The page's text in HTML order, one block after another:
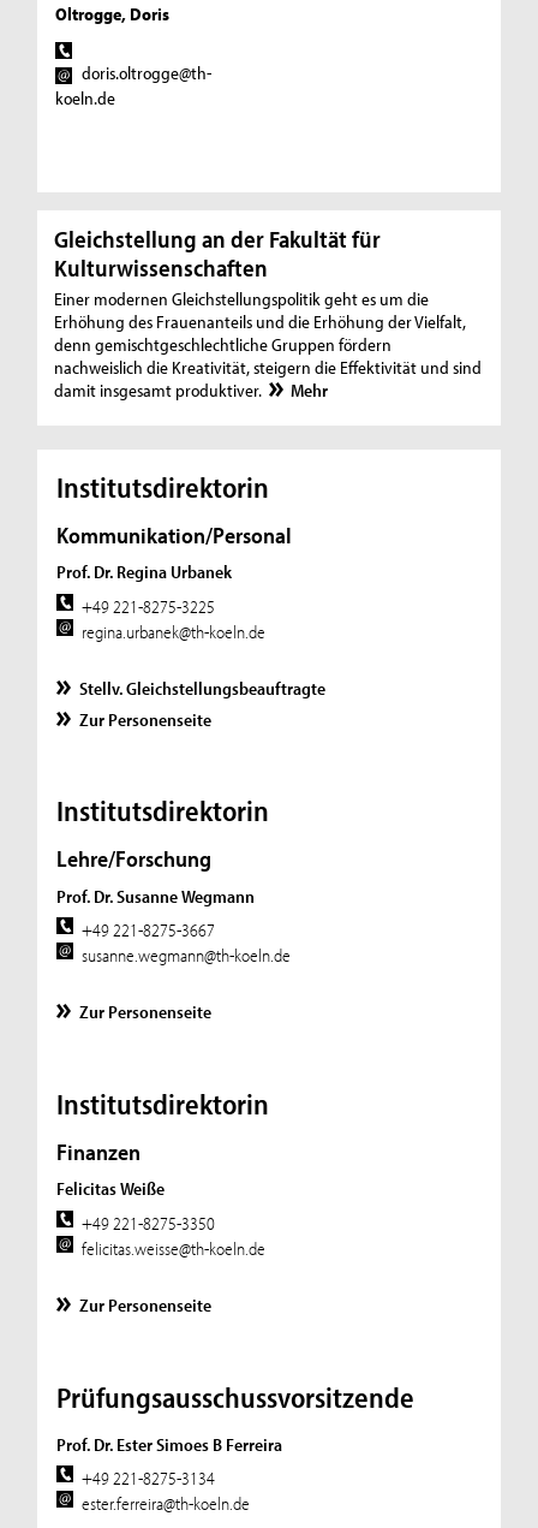
Oltrogge, Doris
doris.oltrogge@th-
koeln.de
Gleichstellung an der Fakultät für
Kulturwissenschaften
Einer modernen Gleichstellungspolitik geht es um die
Erhöhung des Frauenanteils und die Erhöhung der Vielfalt,
denn gemischtgeschlechtliche Gruppen fördern
nachweislich die Kreativität, steigern die Effektivität und sind
damit insgesamt produktiver.
Mehr
Institutsdirektorin
Kommunikation/Personal
Prof. Dr. Regina Urbanek
+49 221-8275-3225
regina.urbanek@th-koeln.de
Stellv. Gleichstellungsbeauftragte
Zur Personenseite
Institutsdirektorin
Lehre/Forschung
Prof. Dr. Susanne Wegmann
+49 221-8275-3667
susanne.wegmann@th-koeln.de
Zur Personenseite
Institutsdirektorin
Finanzen
Felicitas Weiße
+49 221-8275-3350
felicitas.weisse@th-koeln.de
Zur Personenseite
Prüfungsausschussvorsitzende
Prof. Dr. Ester Simoes B Ferreira
+49 221-8275-3134
ester.ferreira@th-koeln.de